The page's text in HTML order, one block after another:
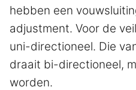
hebben een
adjustment. Voor de
uni-directioneel. Die
draait bi-directioneel,
worden.